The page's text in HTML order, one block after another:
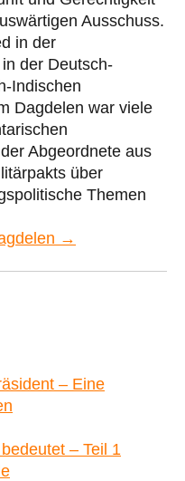
Ausschuss.
in der
der Deutsch-
Indischen
Dagdelen war viele
Abgeordnete aus
über
Themen
→
– Eine
– Teil 1